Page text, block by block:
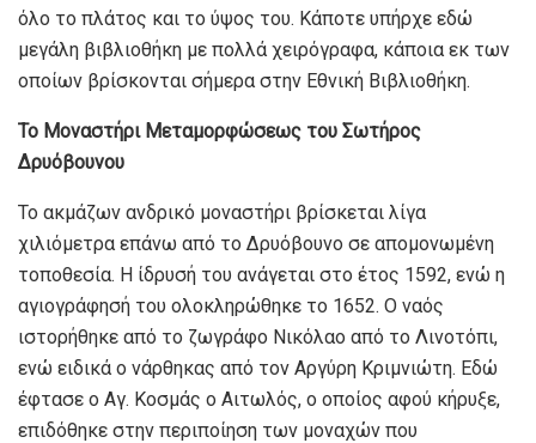
όλο το πλάτος και το ύψος του. Κάποτε υπήρχε εδώ
μεγάλη βιβλιοθήκη με πολλά χειρόγραφα, κάποια εκ των
οποίων βρίσκονται σήμερα στην Εθνική Βιβλιοθήκη.
Το Μοναστήρι Μεταμορφώσεως του Σωτήρος
Δρυόβουνου
Το ακμάζων ανδρικό μοναστήρι βρίσκεται λίγα
χιλιόμετρα επάνω από το Δρυόβουνο σε απομονωμένη
τοποθεσία. Η ίδρυσή του ανάγεται στο έτος 1592, ενώ η
αγιογράφησή του ολοκληρώθηκε το 1652. Ο ναός
ιστορήθηκε από το ζωγράφο Νικόλαο από το Λινοτόπι,
ενώ ειδικά ο νάρθηκας από τον Αργύρη Κριμνιώτη. Εδώ
έφτασε ο Αγ. Κοσμάς ο Αιτωλός, ο οποίος αφού κήρυξε,
επιδόθηκε στην περιποίηση των μοναχών που